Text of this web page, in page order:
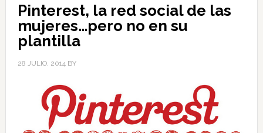
Pinterest, la red social de las
mujeres…pero no en su
plantilla
28 JULIO, 2014BY